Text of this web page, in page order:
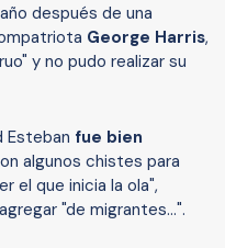
después de una
George Harris,
y no pudo realizar su
Esteban fue bien
algunos chistes para
el que inicia la ola",
"de migrantes…".